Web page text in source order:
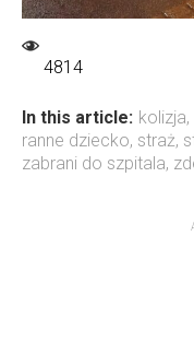
4814
In this article: kolizja,
ranne dziecko, straż,
zabrani do szpitala,